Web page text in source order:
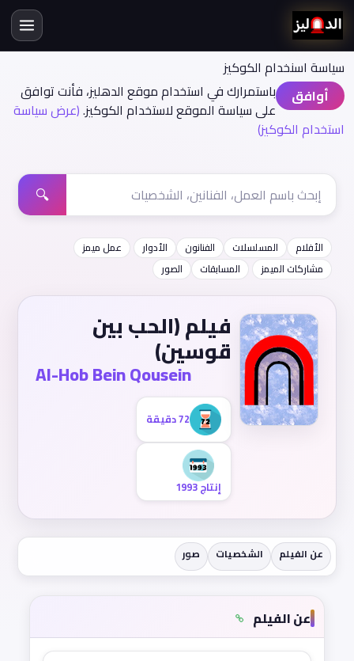
سياسة اسنخدام الكوكيز
أوافق
باستمرارك في استخدام موقع الدهليز، فأنت توافق
على سياسة الموقع لاستخدام الكوكيز.(عرض سياسة
استخدام الكوكيز)
🔍
الأفلام المسلسلات الفنانون الأدوار
عمل ميمز
مشاركات الميمز
المسابقات الصور
فيلم (الحب بين
قوسين)
Al-Hob Bein Qousein
72 دقيقة
إنتاج 1993
عن الفيلم الشخصيات صور
عن الفيلم